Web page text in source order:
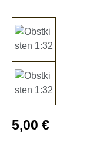
Regulärer Preis:
5,00 €